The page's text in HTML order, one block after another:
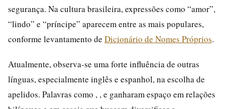
segurança. Na cultura brasileira, expressões como “amor”,
“lindo” e “príncipe” aparecem entre as mais populares,
conforme levantamento de Dicionário de Nomes Próprios.
Atualmente, observa-se uma forte influência de outras
línguas, especialmente inglês e espanhol, na escolha de
apelidos. Palavras como , , e ganharam espaço em relações